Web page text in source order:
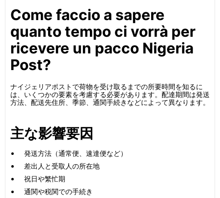
Come faccio a sapere
quanto tempo ci vorrà per
ricevere un pacco Nigeria
Post?
ナイジェリアポストで荷物を受け取るまでの所要時間を知るに
は、いくつかの要素を考慮する必要があります。配達期間は発送
方法、配送先住所、季節、通関手続きなどによって異なります。
主な影響要因
発送方法（通常便、速達便など）
差出人と受取人の所在地
祝日や繁忙期
通関や税関での手続き